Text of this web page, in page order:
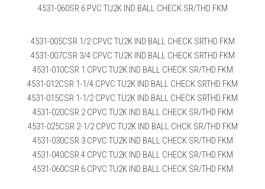
4531-060SR 6 PVC TU2K IND BALL CHECK SR/THD FKM
4531-005CSR 1/2 CPVC TU2K IND BALL CHECK SRTHD FKM
4531-007CSR 3/4 CPVC TU2K IND BALL CHECK SRTHD FKM
4531-010CSR 1 CPVC TU2K IND BALL CHECK SR/THD FKM
4531-012CSR 1-1/4 CPVC TU2K IND BALL CHECK SRTHD FKM
4531-015CSR 1-1/2 CPVC TU2K IND BALL CHECK SRTHD FKM
4531-020CSR 2 CPVC TU2K IND BALL CHECK SR/THD FKM
4531-025CSR 2-1/2 CPVC TU2K IND BALL CHCK SR/THD FKM
4531-030CSR 3 CPVC TU2K IND BALL CHECK SR/THD FKM
4531-040CSR 4 CPVC TU2K IND BALL CHECK SR/THD FKM
4531-060CSR 6 CPVC TU2K IND BALL CHECK SR/THD FKM